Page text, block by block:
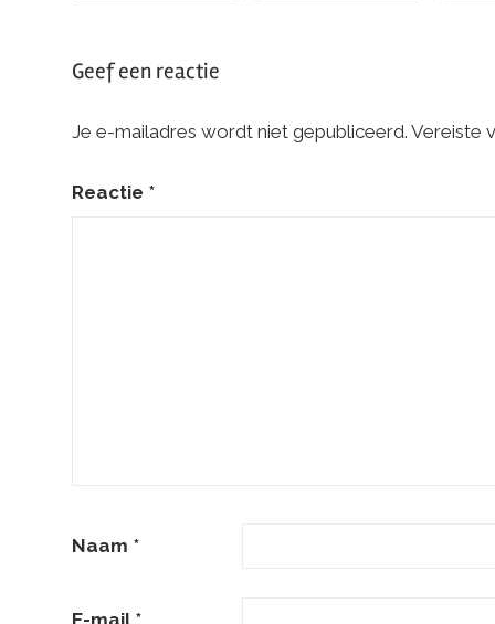
apple
Geef een reactie
Je e-mailadres wordt niet gepubliceerd. Vereiste
Reactie *
Naam *